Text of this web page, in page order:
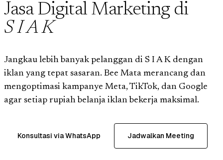
Jasa Digital Marketing di
S I A K
Jangkau lebih banyak pelanggan di S I A K dengan
iklan yang tepat sasaran. Bee Mata merancang dan
mengoptimasi kampanye Meta, TikTok, dan Google
agar setiap rupiah belanja iklan bekerja maksimal.
Konsultasi via WhatsApp Jadwalkan Meeting